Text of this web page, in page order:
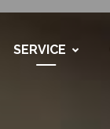
SERVICE